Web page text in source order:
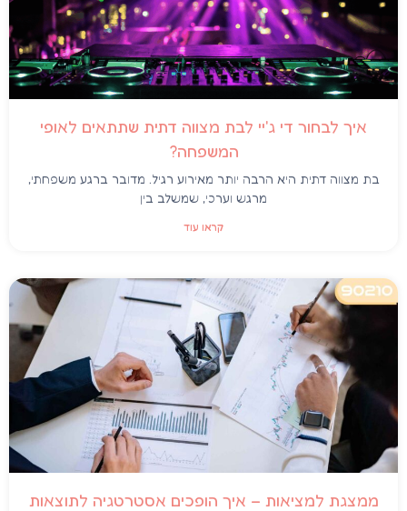
איך לבחור די ג'יי לבת מצווה דתית שתתאים לאופי
המשפחה?
בת מצווה דתית היא הרבה יותר מאירוע רגיל. מדובר ברגע משפחתי,
מרגש וערכי, שמשלב בין
קראו עוד
ממצגת למציאות – איך הופכים אסטרטגיה לתוצאות